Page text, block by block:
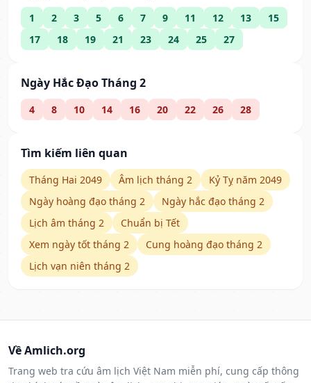
1 2 3 5 6 7 9 11 12 13
15
17
18 19 21 23 24 25 27
Ngày Hắc Đạo Tháng 2
4 8 10 14 16 20 22 26 28
Tìm kiếm liên quan
Tháng Hai 2049 Âm lịch tháng 2
Kỷ Tỵ năm 2049
Ngày hoàng đạo tháng 2
Ngày hắc đạo tháng 2
Lịch âm tháng 2
Chuẩn bị Tết
Xem ngày tốt tháng 2
Cung hoàng đạo tháng 2
Lịch vạn niên tháng 2
Về Amlich.org
Trang web tra cứu âm lịch Việt Nam miễn phí, cung cấp thông